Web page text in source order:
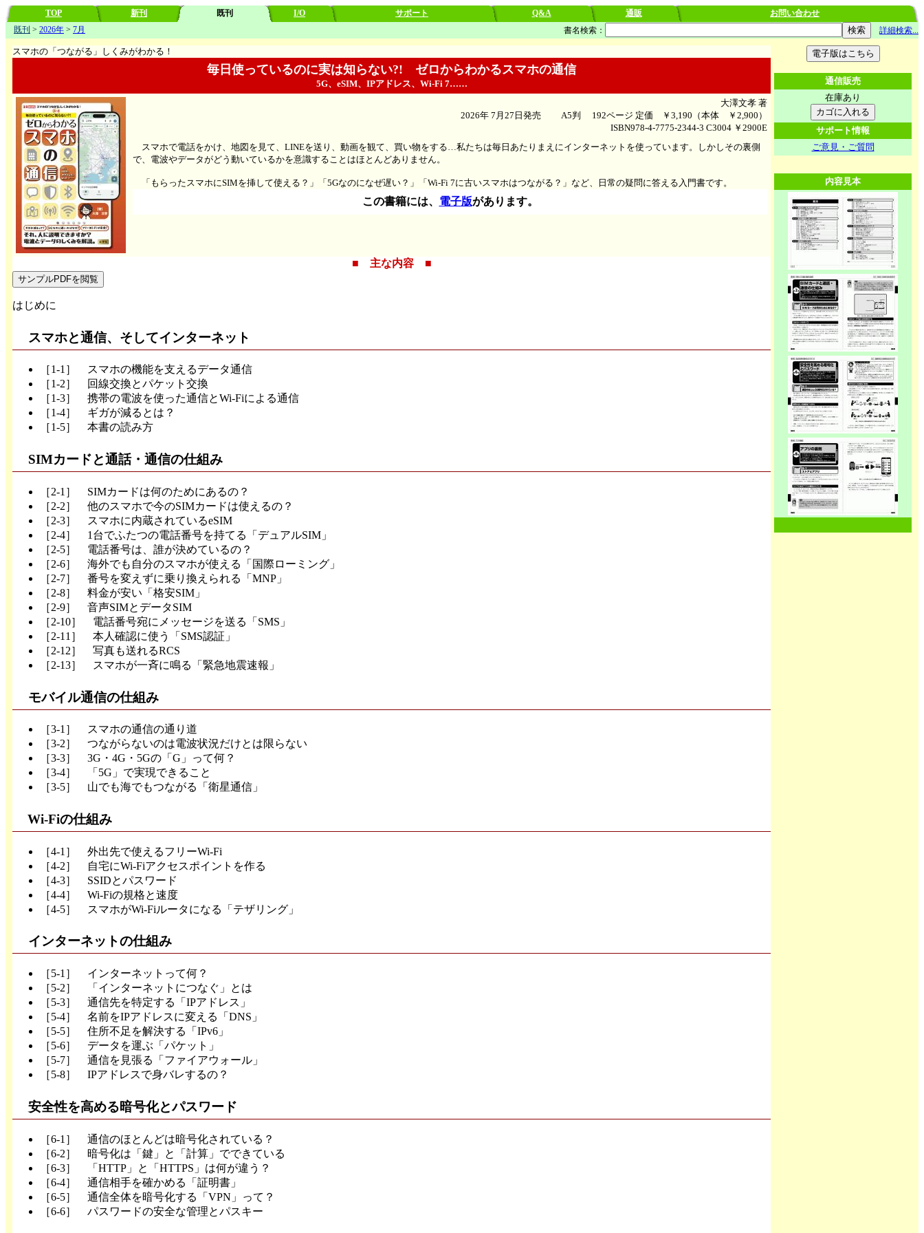
TOP 新刊 既刊 I/O サポート Q&A 通販
お問い合わせ
既刊 > 2026年 > 7月 書名検索： 詳細検索...
スマホの「つながる」しくみがわかる！
毎日使っているのに実は知らない?! ゼロからわかるスマホの通信
5G、eSIM、IPアドレス、Wi-Fi 7……
大澤文孝 著
2026年 7月27日発売 A5判 192ページ 定価 ￥3,190（本体 ￥2,900）
ISBN978-4-7775-2344-3 C3004 ￥2900E
スマホで電話をかけ、地図を見て、LINEを送り、動画を観て、買い物をする…私たちは毎日あたりまえにインターネットを使っています。しかしその裏側
で、電波やデータがどう動いているかを意識することはほとんどありません。
「もらったスマホにSIMを挿して使える？」「5Gなのになぜ遅い？」「Wi-Fi 7に古いスマホはつながる？」など、日常の疑問に答える入門書です。
この書籍には、 電子版があります。
■ 主な内容 ■
サンプルPDFを閲覧
はじめに
スマホと通信、そしてインターネット
［1-1］ スマホの機能を支えるデータ通信
［1-2］ 回線交換とパケット交換
［1-3］ 携帯の電波を使った通信とWi-Fiによる通信
［1-4］ ギガが減るとは？
［1-5］ 本書の読み方
SIMカードと通話・通信の仕組み
［2-1］ SIMカードは何のためにあるの？
［2-2］ 他のスマホで今のSIMカードは使えるの？
［2-3］ スマホに内蔵されているeSIM
［2-4］ 1台でふたつの電話番号を持てる「デュアルSIM」
［2-5］ 電話番号は、誰が決めているの？
［2-6］ 海外でも自分のスマホが使える「国際ローミング」
［2-7］ 番号を変えずに乗り換えられる「MNP」
［2-8］ 料金が安い「格安SIM」
［2-9］ 音声SIMとデータSIM
［2-10］ 電話番号宛にメッセージを送る「SMS」
［2-11］ 本人確認に使う「SMS認証」
［2-12］ 写真も送れるRCS
［2-13］ スマホが一斉に鳴る「緊急地震速報」
モバイル通信の仕組み
［3-1］ スマホの通信の通り道
［3-2］ つながらないのは電波状況だけとは限らない
［3-3］ 3G・4G・5Gの「G」って何？
［3-4］ 「5G」で実現できること
［3-5］ 山でも海でもつながる「衛星通信」
Wi-Fiの仕組み
［4-1］ 外出先で使えるフリーWi-Fi
［4-2］ 自宅にWi-Fiアクセスポイントを作る
［4-3］ SSIDとパスワード
［4-4］ Wi-Fiの規格と速度
［4-5］ スマホがWi-Fiルータになる「テザリング」
インターネットの仕組み
［5-1］ インターネットって何？
［5-2］ 「インターネットにつなぐ」とは
［5-3］ 通信先を特定する「IPアドレス」
［5-4］ 名前をIPアドレスに変える「DNS」
［5-5］ 住所不足を解決する「IPv6」
［5-6］ データを運ぶ「パケット」
［5-7］ 通信を見張る「ファイアウォール」
［5-8］ IPアドレスで身バレするの？
安全性を高める暗号化とパスワード
［6-1］ 通信のほとんどは暗号化されている？
［6-2］ 暗号化は「鍵」と「計算」でできている
［6-3］ 「HTTP」と「HTTPS」は何が違う？
［6-4］ 通信相手を確かめる「証明書」
［6-5］ 通信全体を暗号化する「VPN」って？
［6-6］ パスワードの安全な管理とパスキー
通信販売
在庫あり
サポート情報
ご意見・ご質問
内容見本